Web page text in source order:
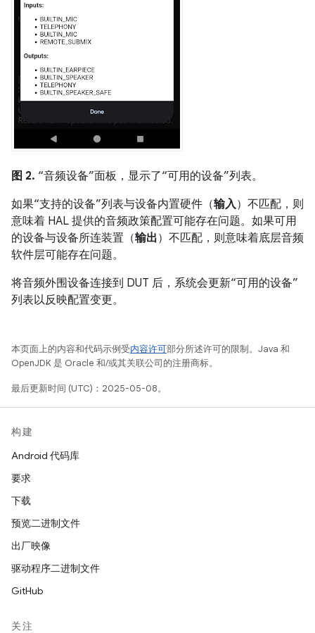
图 2. “音频设备”面板，显示了“可用的设备”列表。
如果“支持的设备”列表与设备内置硬件（输入）不匹配，则
意味着 HAL 提供的音频政策配置可能存在问题。如果可用
的设备与设备所连装置（输出）不匹配，则意味着底层音频
软件层可能存在问题。
将音频外围设备连接到 DUT 后，系统会更新“可用的设备”
列表以反映配置变更。
本页面上的内容和代码示例受内容许可部分所述许可的限制。Java 和
OpenJDK 是 Oracle 和/或其关联公司的注册商标。
最后更新时间 (UTC)：2025-05-08。
构建
Android 代码库
要求
下载
预览二进制文件
出厂映像
驱动程序二进制文件
GitHub
关注